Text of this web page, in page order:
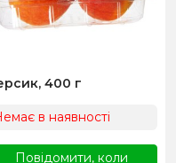
400 г
в наявності
Повідомити, коли